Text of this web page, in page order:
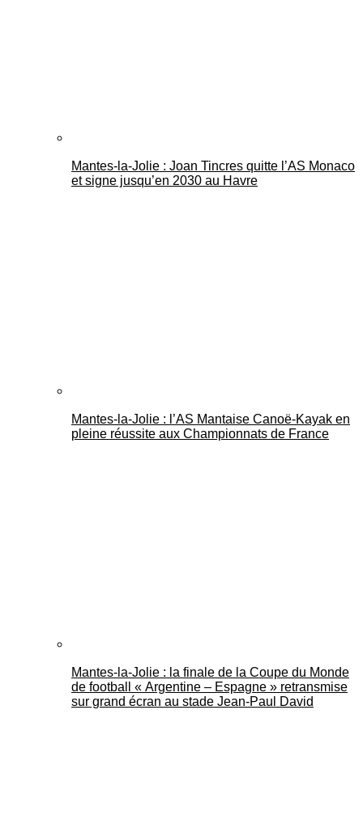
Mantes-la-Jolie : Joan Tincres quitte l’AS Monaco
et signe jusqu’en 2030 au Havre
Mantes-la-Jolie : l’AS Mantaise Canoë‑Kayak en
pleine réussite aux Championnats de France
Mantes-la-Jolie : la finale de la Coupe du Monde
de football « Argentine – Espagne » retransmise
sur grand écran au stade Jean-Paul David